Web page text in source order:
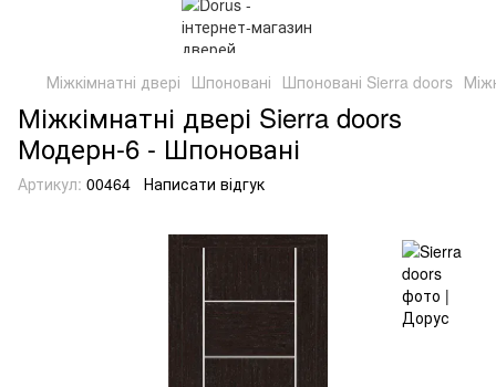
Міжкімнатні двері Шпоновані Шпоновані Sierra doors
Міжкімнатні двері Sierra doors
Модерн-6 - Шпоновані
Артикул: 00464 Написати відгук